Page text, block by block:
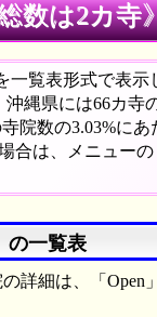
数は2カ寺
覧表形式で表示
縄県には66カ寺
院数の3.03%に
合は、メニュー
の一覧表
詳細は、「Open